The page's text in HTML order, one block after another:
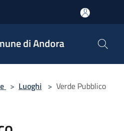
di Andora
> Luoghi > Verde Pubblico